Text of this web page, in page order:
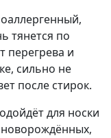
тянется по
перегрева и
сильно не
после стирок.
для носки
новорождённых,